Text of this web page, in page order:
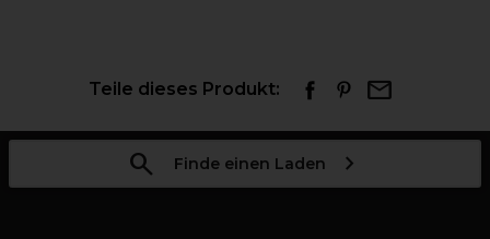
Teile dieses Produkt:
Finde einen Laden